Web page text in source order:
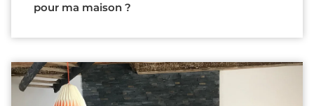
pour ma maison ?